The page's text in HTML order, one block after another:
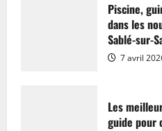
Piscine,
dans les
Sablé-sur-
7 avril
Les
guide pour